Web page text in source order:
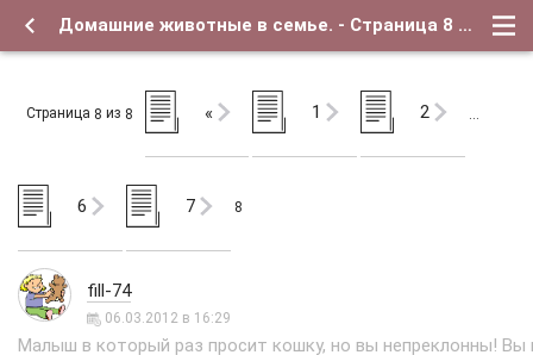
Домашние животные в семье. - Страница 8 - Форум о детях и для их родителей
Страница 8 из 8 « 1 2 …
6 7 8
fill-74
06.03.2012 в 16:29
Малыш в который раз просит кошку, но вы непреклонны! Вы